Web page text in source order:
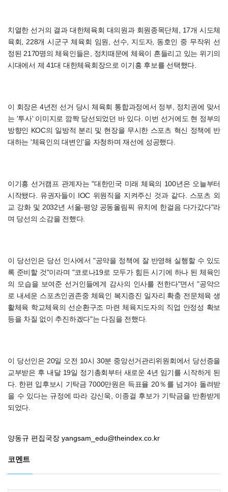
치열한 선거의 결과 대한체육회 대의원과 회원종목단체, 17개 시도체
육회, 228개 시군구 체육회 임원, 선수, 지도자, 동호인 중 무작위 선
정된 2170명의 체육인들은, 정치때문에 체육이 흔들리고 있는 위기의
시대에서 제 41대 대한체육회장으로 이기흥 후보를 선택했다.
이 회장은 4년전 선거 당시 체육회 통합과정에서 정부, 정치권에 맞서
는 '투사' 이미지로 깜짝 당선되었던 바 있다. 이번 선거에도 현 정부의
방향인 KOC의 일방적 분리 및 현장을 무시한 스포츠 혁신 정책에 반
대하는 '체육인의 대변인'을 자청하며 재선에 성공했다.
이기흥 선거캠프 관계자는 "대한민국 미래 체육의 100년은 오늘부터
시작됐다. 유권자들이 IOC 위원직을 지켜주신 것과 같다. 스포츠 외
교 강화 및 2032년 서울-평양 공동올림픽 유치에 한걸음 다가갔다"라
며 당선의 소감을 전했다.
이 당선인은 당선 인사에서 "공약을 정책에 잘 반영해 실행할 수 있도
록 준비할 것"이라며 "코로나19로 모두가 힘든 시기에 하나 된 체육인
의 모습을 보여준 선거인들에게 감사의 인사를 전한다"면서 "공약으
로 내세운 스포츠인권존중 체육인 복지증진 일자리 확충 전문체육 생
활체육 학교체육의 선순환구조 마련 체육지도자의 직업 안정성 확보
등을 차질 없이 추진하겠다"는 다짐을 전했다.
이 당선인은 20일 오전 10시 30분 중앙선거관리위원회에서 당선증을
교부받은 후 내달 19일 정기총회부터 새로운 4년 임기를 시작하게 된
다. 한편 입후보시 기탁금 7000만원은 득표율 20％를 넘겨야 돌려받
을 수 있다는 규정에 따라 강신욱, 이종걸 후보가 기탁금을 반환받게
되었다.
양동규 편집국장 yangsam_edu@theindex.co.kr
코멘트